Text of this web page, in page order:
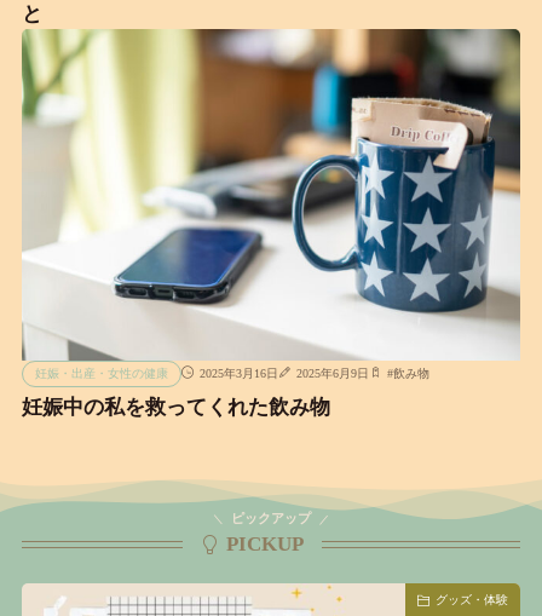
と
妊娠・出産・女性の健康 2025年3月16日 2025年6月9日 #飲み物
妊娠中の私を救ってくれた飲み物
PICKUP
ピックアップ
グッズ・体験